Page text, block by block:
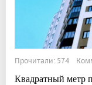
Прочитали: 574
Квадратный метр